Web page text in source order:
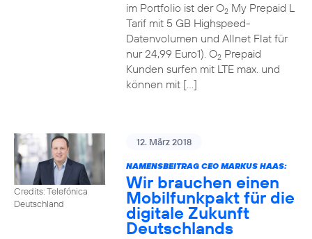
im Portfolio ist der O2My Prepaid L
Tarif mit 5 GB Highspeed-
Datenvolumen und Allnet Flat für
nur 24,99 Euro1). O2Prepaid
Kunden surfen mit LTE max. und
können mit […]
Credits: Telefónica
Deutschland
12. März 2018
NAMENSBEITRAG CEO MARKUS HAAS:
Wir brauchen einen
Mobilfunkpakt für die
digitale Zukunft
Deutschlands